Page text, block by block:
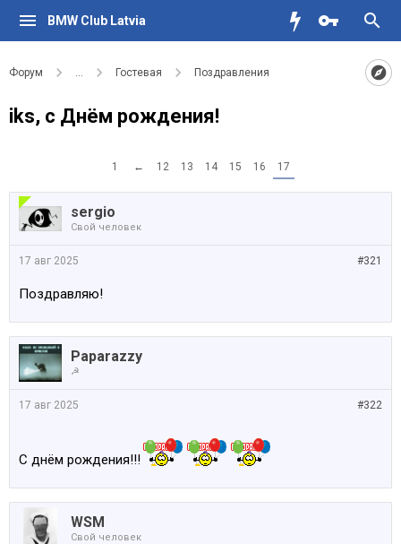
BMW Club Latvia
Форум ... Гостевая Поздравления
iks, с Днём рождения!
1 ← 12 13 14 15 16 17
sergio
Свой человек
#321
17 авг 2025
Поздравляю!
Paparazzy
☭
#322
17 авг 2025
С днём рождения!!!
WSM
Свой человек